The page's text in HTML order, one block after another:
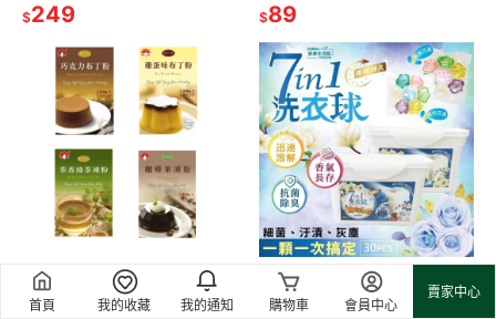
首頁 我的收藏 我的通知 購物車 會員中心
賣家中心
$249 $89
新光 巧克力布丁粉/咖啡果凍
粉/雞蛋布丁粉/茉香綠茶果凍粉
Finetech洗衣膠囊 自然花香/典
雅花香(30顆/盒)【現貨 附發